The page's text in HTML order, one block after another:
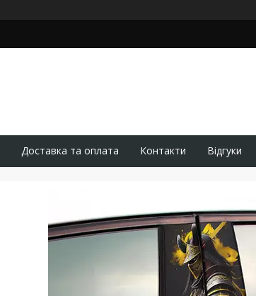
Доставка та оплата Контакти Відгуки